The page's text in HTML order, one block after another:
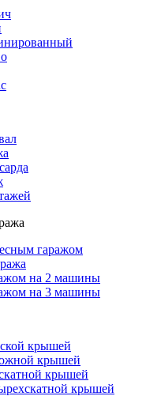
гаражом
на 2 машины
на 3 машины
крышей
крышей
крышей
крышей